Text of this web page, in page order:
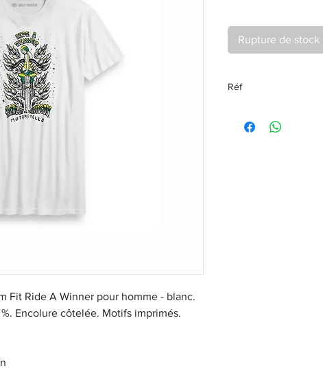
Fit Ride A Winner pour homme - blanc.
Encolure côtelée. Motifs imprimés.
Rupture de stock
Réf